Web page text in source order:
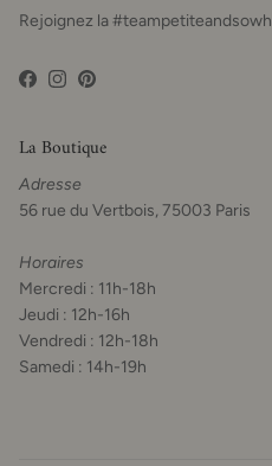
Rejoignez la
Facebook
Instagram
Pinterest
La Boutique
Adresse
56 rue du Vertbois, 75003 Paris
Horaires
Mercredi : 11h-18h
Jeudi : 12h-16h
Vendredi : 12h-18h
Samedi : 14h-19h